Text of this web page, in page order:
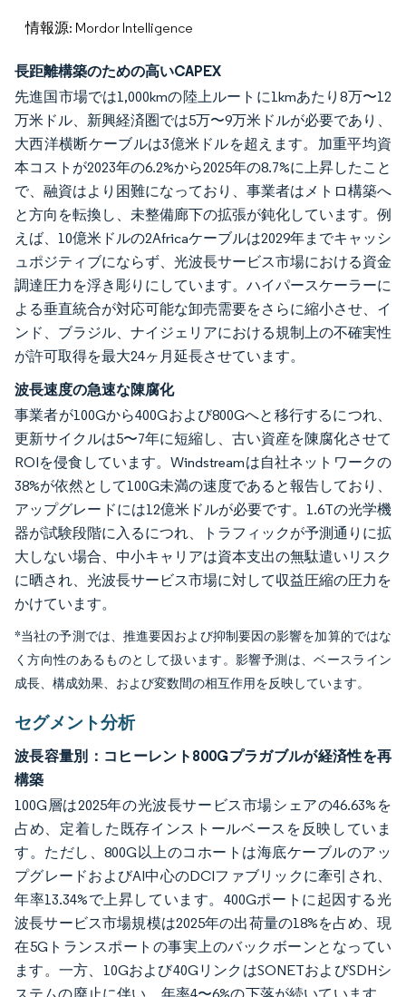
情報源: Mordor Intelligence
長距離構築のための高いCAPEX
先進国市場では1,000kmの陸上ルートに1kmあたり8万〜12
万米ドル、新興経済圏では5万〜9万米ドルが必要であり、
大西洋横断ケーブルは3億米ドルを超えます。加重平均資
本コストが2023年の6.2%から2025年の8.7%に上昇したこと
で、融資はより困難になっており、事業者はメトロ構築へ
と方向を転換し、未整備廊下の拡張が鈍化しています。例
えば、10億米ドルの2Africaケーブルは2029年までキャッシ
ュポジティブにならず、光波長サービス市場における資金
調達圧力を浮き彫りにしています。ハイパースケーラーに
よる垂直統合が対応可能な卸売需要をさらに縮小させ、イ
ンド、ブラジル、ナイジェリアにおける規制上の不確実性
が許可取得を最大24ヶ月延長させています。
波長速度の急速な陳腐化
事業者が100Gから400Gおよび800Gへと移行するにつれ、
更新サイクルは5〜7年に短縮し、古い資産を陳腐化させて
ROIを侵食しています。Windstreamは自社ネットワークの
38%が依然として100G未満の速度であると報告しており、
アップグレードには12億米ドルが必要です。1.6Tの光学機
器が試験段階に入るにつれ、トラフィックが予測通りに拡
大しない場合、中小キャリアは資本支出の無駄遣いリスク
に晒され、光波長サービス市場に対して収益圧縮の圧力を
かけています。
*当社の予測では、推進要因および抑制要因の影響を加算的ではな
く方向性のあるものとして扱います。影響予測は、ベースライン
成長、構成効果、および変数間の相互作用を反映しています。
セグメント分析
波長容量別：コヒーレント800Gプラガブルが経済性を再
構築
100G層は2025年の光波長サービス市場シェアの46.63%を
占め、定着した既存インストールベースを反映していま
す。ただし、800G以上のコホートは海底ケーブルのアッ
プグレードおよびAI中心のDCIファブリックに牽引され、
年率13.34%で上昇しています。400Gポートに起因する光
波長サービス市場規模は2025年の出荷量の18%を占め、現
在5Gトランスポートの事実上のバックボーンとなってい
ます。一方、10Gおよび40GリンクはSONETおよびSDHシ